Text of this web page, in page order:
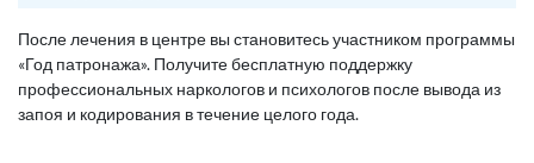
После лечения в центре вы становитесь участником программы
«Год патронажа». Получите бесплатную поддержку
профессиональных наркологов и психологов после вывода из
запоя и кодирования в течение целого года.